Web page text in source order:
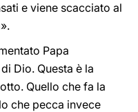
e viene scacciato al
Papa
Dio. Questa è la
Quello che fa la
che pecca invece